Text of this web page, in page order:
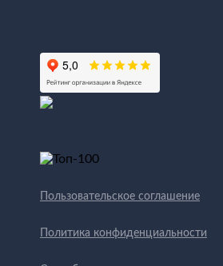
Пользовательское соглашение
Политика конфиденциальности